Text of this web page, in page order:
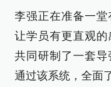
李强正在准备一
让学员有更直观
共同研制了一套
通过该系统，全面